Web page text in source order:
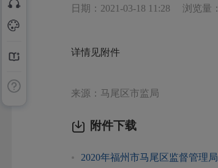
日期：2021-03-18 11:28 浏览量
详情见附件
来源：马尾区市监局
附件下载
2020年福州市马尾区监督管理